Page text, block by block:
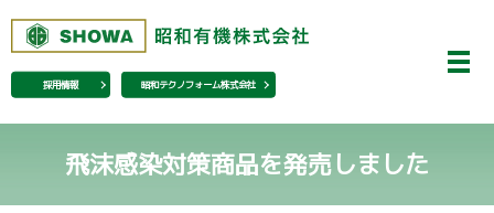
メ
飛沫感染対策商品を発売しました